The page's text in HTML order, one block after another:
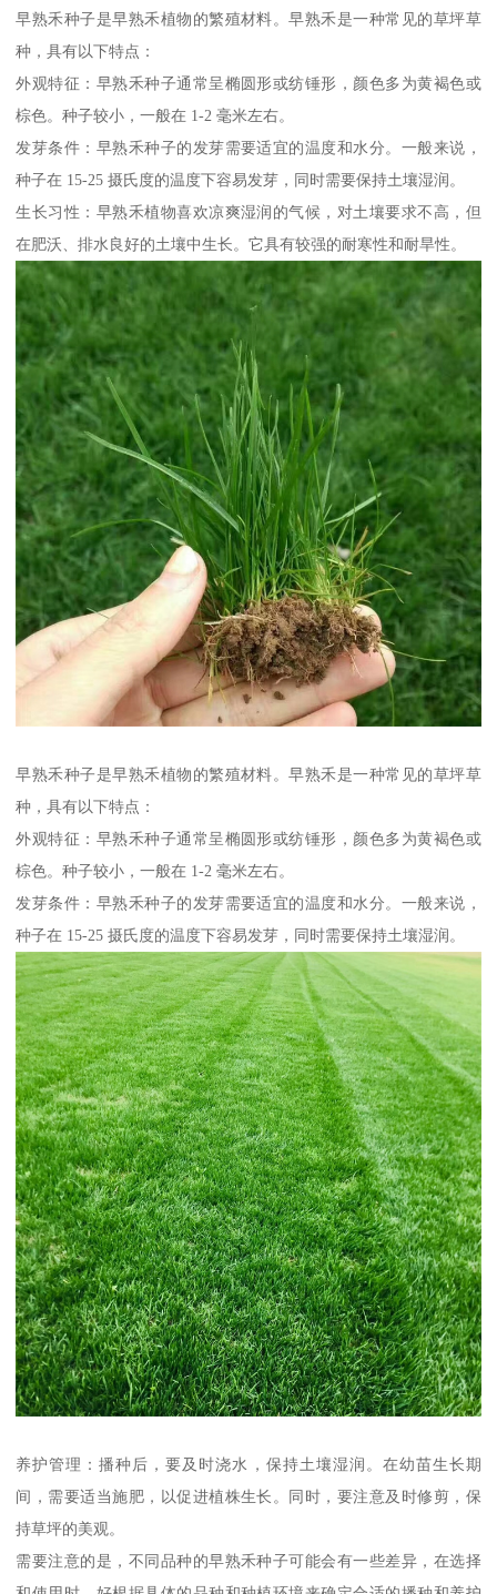
早熟禾种子是早熟禾植物的繁殖材料。早熟禾是一种常见的草坪草
种，具有以下特点：
外观特征：早熟禾种子通常呈椭圆形或纺锤形，颜色多为黄褐色或
棕色。种子较小，一般在 1-2 毫米左右。
发芽条件：早熟禾种子的发芽需要适宜的温度和水分。一般来说，
种子在 15-25 摄氏度的温度下容易发芽，同时需要保持土壤湿润。
生长习性：早熟禾植物喜欢凉爽湿润的气候，对土壤要求不高，但
在肥沃、排水良好的土壤中生长。它具有较强的耐寒性和耐旱性。
早熟禾种子是早熟禾植物的繁殖材料。早熟禾是一种常见的草坪草
种，具有以下特点：
外观特征：早熟禾种子通常呈椭圆形或纺锤形，颜色多为黄褐色或
棕色。种子较小，一般在 1-2 毫米左右。
发芽条件：早熟禾种子的发芽需要适宜的温度和水分。一般来说，
种子在 15-25 摄氏度的温度下容易发芽，同时需要保持土壤湿润。
养护管理：播种后，要及时浇水，保持土壤湿润。在幼苗生长期
间，需要适当施肥，以促进植株生长。同时，要注意及时修剪，保
持草坪的美观。
需要注意的是，不同品种的早熟禾种子可能会有一些差异，在选择